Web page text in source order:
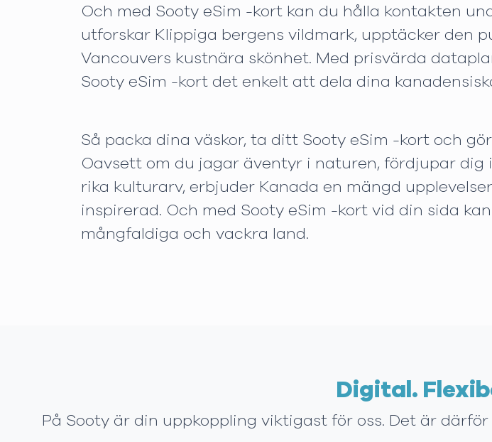
Och med Sooty eSim -kort kan du hålla kontakten
utforskar Klippiga bergens vildmark, upptäcker den
Vancouvers kustnära skönhet. Med prisvärda
Sooty eSim -kort det enkelt att dela dina
Så packa dina väskor, ta ditt Sooty eSim -kort och
Oavsett om du jagar äventyr i naturen, fördjupar
rika kulturarv, erbjuder Kanada en mängd
inspirerad. Och med Sooty eSim -kort vid din sida
mångfaldiga och vackra land.
Digital.
På Sooty är din uppkoppling viktigast för oss. Det är